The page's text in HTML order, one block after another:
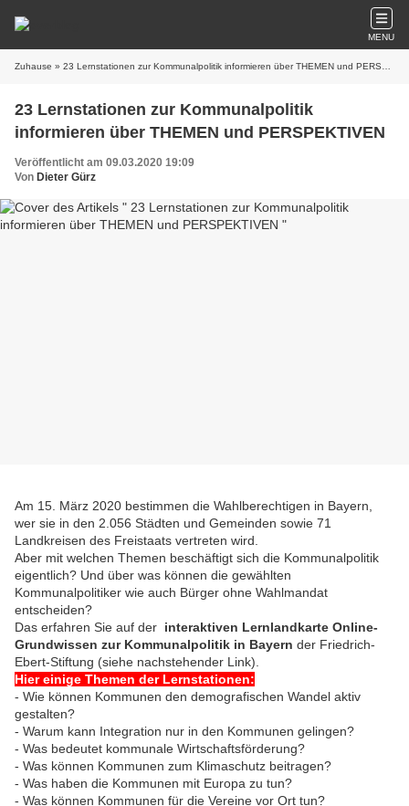
MENU
Zuhause » 23 Lernstationen zur Kommunalpolitik informieren über THEMEN und PERSPEKTIVEN
23 Lernstationen zur Kommunalpolitik
informieren über THEMEN und PERSPEKTIVEN
Veröffentlicht am 09.03.2020 19:09
Von Dieter Gürz
Am 15. März 2020 bestimmen die Wahlberechtigen in Bayern,
wer sie in den 2.056 Städten und Gemeinden sowie 71
Landkreisen des Freistaats vertreten wird.
Aber mit welchen Themen beschäftigt sich die Kommunalpolitik
eigentlich? Und über was können die gewählten
Kommunalpolitiker wie auch Bürger ohne Wahlmandat
entscheiden?
Das erfahren Sie auf der interaktiven Lernlandkarte Online-
Grundwissen zur Kommunalpolitik in Bayern der Friedrich-
Ebert-Stiftung (siehe nachstehender Link).
Hier einige Themen der Lernstationen:
- Wie können Kommunen den demografischen Wandel aktiv
gestalten?
- Warum kann Integration nur in den Kommunen gelingen?
- Was bedeutet kommunale Wirtschaftsförderung?
- Was können Kommunen zum Klimaschutz beitragen?
- Was haben die Kommunen mit Europa zu tun?
- Was können Kommunen für die Vereine vor Ort tun?